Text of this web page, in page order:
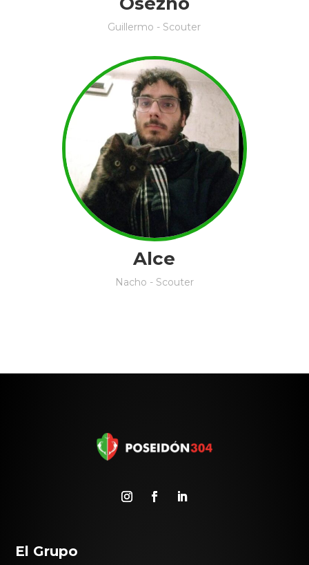
Guillermo - Scouter
Alce
Nacho - Scouter
El Grupo